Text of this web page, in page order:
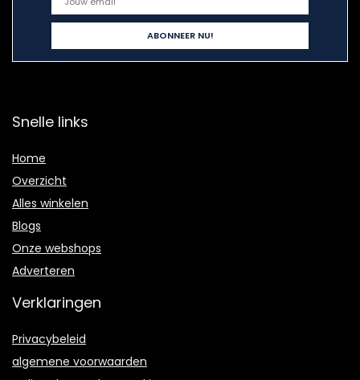
Snelle links
Home
Overzicht
Alles winkelen
Blogs
Onze webshops
Adverteren
Verklaringen
Privacybeleid
algemene voorwaarden